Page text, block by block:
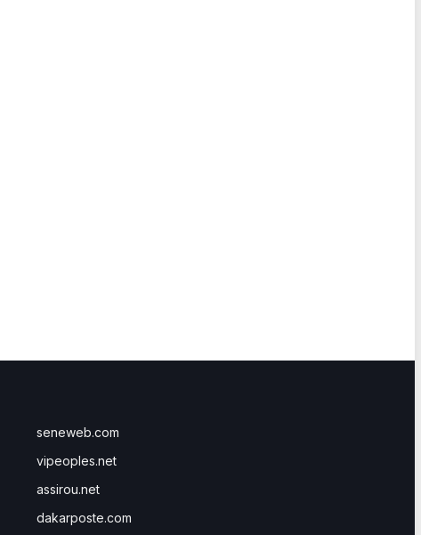
seneweb.com
vipeoples.net
assirou.net
dakarposte.com